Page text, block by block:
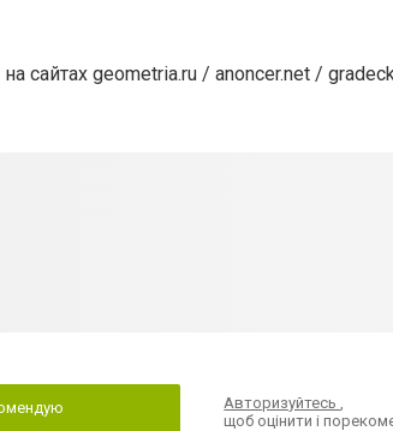
сайтах geometria.ru / anoncer.net /
Авторизуйтесь,
щоб оцінити і